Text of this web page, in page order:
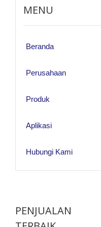
MENU
Beranda
Perusahaan
Produk
Aplikasi
Hubungi Kami
PENJUALAN